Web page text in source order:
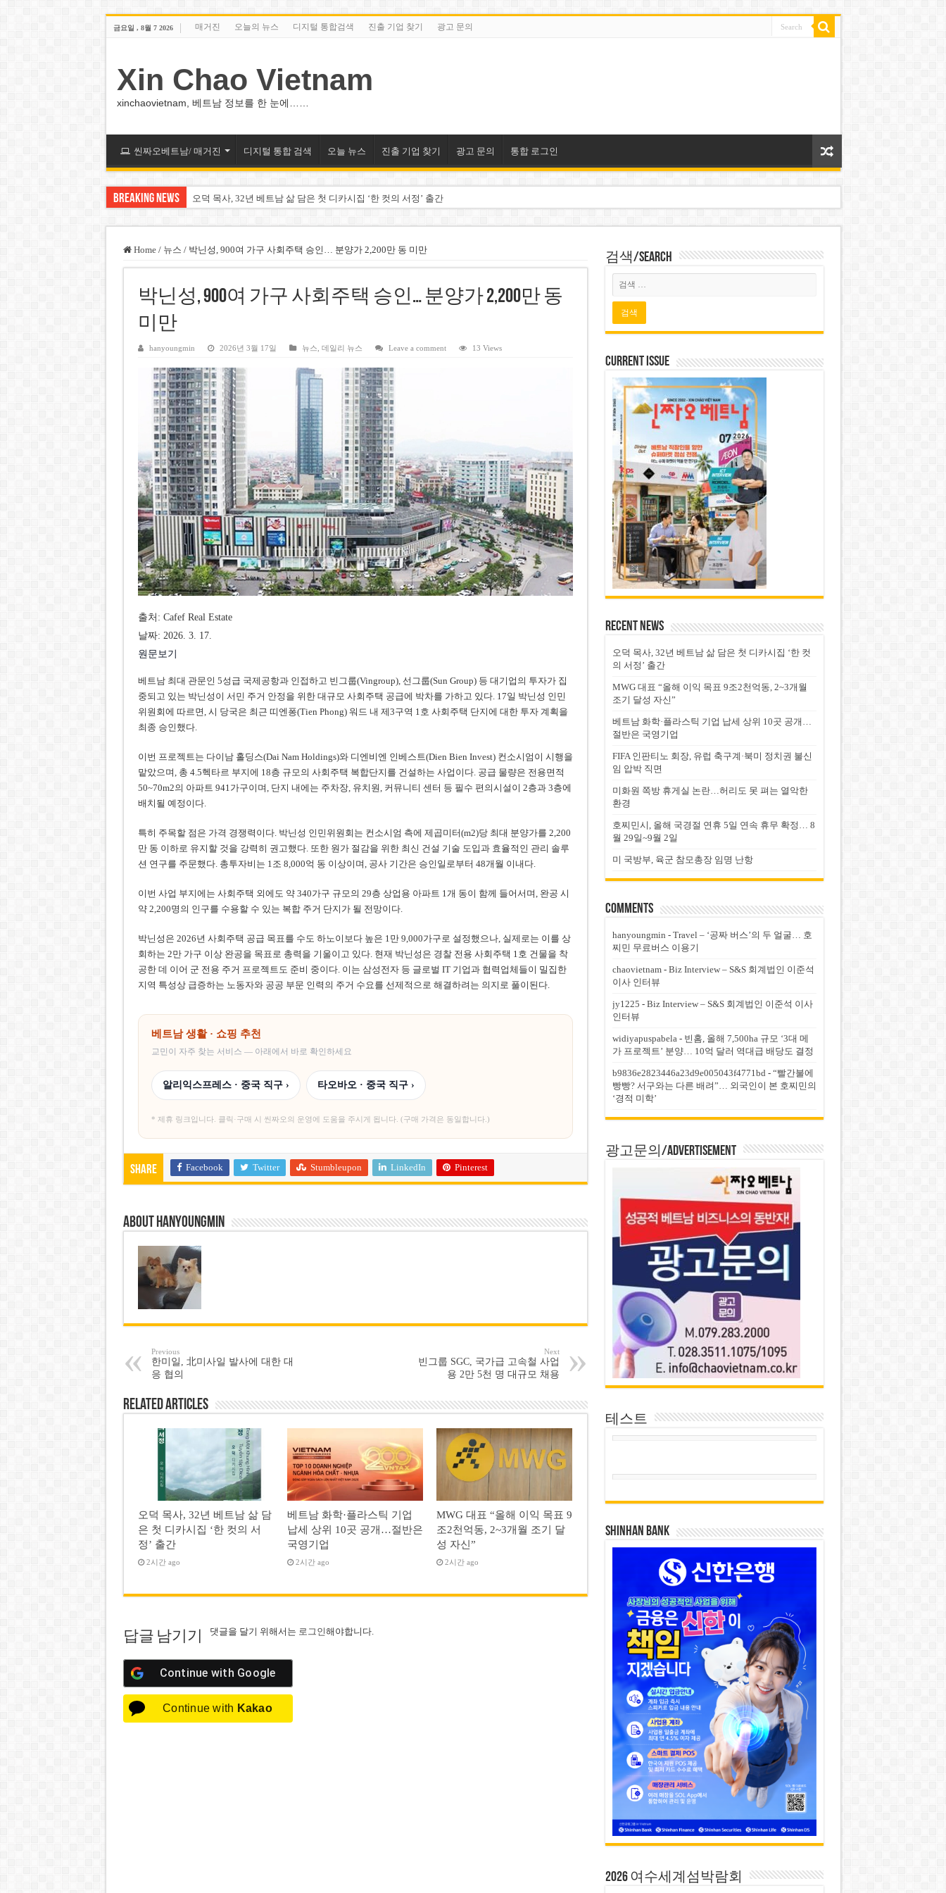
금요일 , 8월 7 2026 매거진 오늘의 뉴스 디지털 통합검색 진출 기업 찾기 광고 문의
Xin Chao Vietnam
xinchaovietnam, 베트남 정보를 한 눈에……
씬짜오베트남/ 매거진 디지털 통합 검색 오늘 뉴스 진출 기업 찾기 광고 문의 통합 로그인
Breaking News 오덕 목사, 32년 베트남 삶 담은 첫 디카시집 ‘한 컷의 서정’ 출간
MWG 대표 “올해 이익 목표 9조2천억동, 2~3개월 조기 달성 자신”
FIFA 인판티노 회장, 유럽 축구계·북미 정치권 불신임 압박 직면
미화원 쪽방 휴게실 논란…허리도 못 펴는 열악한 환경
우크라이나 전황 1,623일: 키이우, 탄도미사일 요격 실패…드론, 모스크바 집중 공격
호찌민 Đá Đỏ 수로 정비 사업, 2026년 말 완공 목표
미 국방부, 육군 참모총장 임명 난항
조세심판원, 배우 유연석 30억 세금 불복 청구 기각
Home / 뉴스 / 박닌성, 900여 가구 사회주택 승인… 분양가 2,200만 동 미만
박닌성, 900여 가구 사회주택 승인… 분양가 2,200만 동
미만
hanyoungmin 2026년 3월 17일 뉴스 데일리 뉴스 Leave a comment 13 Views
출처: Cafef Real Estate
날짜: 2026. 3. 17.
원문보기
베트남 최대 관문인 5성급 국제공항과 인접하고 빈그룹(Vingroup), 선그룹(Sun Group) 등 대기업의 투자가 집
중되고 있는 박닌성이 서민 주거 안정을 위한 대규모 사회주택 공급에 박차를 가하고 있다. 17일 박닌성 인민
위원회에 따르면, 시 당국은 최근 띠엔퐁(Tien Phong) 워드 내 제3구역 1호 사회주택 단지에 대한 투자 계획을
최종 승인했다.
이번 프로젝트는 다이남 홀딩스(Dai Nam Holdings)와 디엔비엔 인베스트(Dien Bien Invest) 컨소시엄이 시행을
맡았으며, 총 4.5헥타르 부지에 18층 규모의 사회주택 복합단지를 건설하는 사업이다. 공급 물량은 전용면적
50~70m2의 아파트 941가구이며, 단지 내에는 주차장, 유치원, 커뮤니티 센터 등 필수 편의시설이 2층과 3층에
배치될 예정이다.
특히 주목할 점은 가격 경쟁력이다. 박닌성 인민위원회는 컨소시엄 측에 제곱미터(m2)당 최대 분양가를 2,200
만 동 이하로 유지할 것을 강력히 권고했다. 또한 원가 절감을 위한 최신 건설 기술 도입과 효율적인 관리 솔루
션 연구를 주문했다. 총투자비는 1조 8,000억 동 이상이며, 공사 기간은 승인일로부터 48개월 이내다.
이번 사업 부지에는 사회주택 외에도 약 340가구 규모의 29층 상업용 아파트 1개 동이 함께 들어서며, 완공 시
약 2,200명의 인구를 수용할 수 있는 복합 주거 단지가 될 전망이다.
박닌성은 2026년 사회주택 공급 목표를 수도 하노이보다 높은 1만 9,000가구로 설정했으나, 실제로는 이를 상
회하는 2만 가구 이상 완공을 목표로 총력을 기울이고 있다. 현재 박닌성은 경찰 전용 사회주택 1호 건물을 착
공한 데 이어 군 전용 주거 프로젝트도 준비 중이다. 이는 삼성전자 등 글로벌 IT 기업과 협력업체들이 밀집한
지역 특성상 급증하는 노동자와 공공 부문 인력의 주거 수요를 선제적으로 해결하려는 의지로 풀이된다.
베트남 생활 · 쇼핑 추천
교민이 자주 찾는 서비스 — 아래에서 바로 확인하세요
알리익스프레스 · 중국 직구 › 타오바오 · 중국 직구 ›
* 제휴 링크입니다. 클릭·구매 시 씬짜오의 운영에 도움을 주시게 됩니다. (구매 가격은 동일합니다.)
Share Facebook Twitter Stumbleupon LinkedIn Pinterest
About hanyoungmin
Previous
한미일, 北미사일 발사에 대한 대
응 협의
Next
빈그룹 SGC, 국가급 고속철 사업
용 2만 5천 명 대규모 채용
Related Articles
오덕 목사, 32년 베트남 삶 담
은 첫 디카시집 ‘한 컷의 서
정’ 출간
2시간 ago
베트남 화학·플라스틱 기업
납세 상위 10곳 공개…절반은
국영기업
2시간 ago
MWG 대표 “올해 이익 목표 9
조2천억동, 2~3개월 조기 달
성 자신”
2시간 ago
답글 남기기 댓글을 달기 위해서는 로그인해야합니다.
Continue with Google
Continue with Kakao
검색/Search
Current Issue
Recent News
오덕 목사, 32년 베트남 삶 담은 첫 디카시집 ‘한 컷
의 서정’ 출간
MWG 대표 “올해 이익 목표 9조2천억동, 2~3개월
조기 달성 자신”
베트남 화학·플라스틱 기업 납세 상위 10곳 공개…
절반은 국영기업
FIFA 인판티노 회장, 유럽 축구계·북미 정치권 불신
임 압박 직면
미화원 쪽방 휴게실 논란…허리도 못 펴는 열악한
환경
호찌민시, 올해 국경절 연휴 5일 연속 휴무 확정… 8
월 29일~9월 2일
미 국방부, 육군 참모총장 임명 난항
Comments
hanyoungmin - Travel – ‘공짜 버스’의 두 얼굴… 호
찌민 무료버스 이용기
chaovietnam- Biz Interview – S&S 회계법인 이준석
이사 인터뷰
jy1225 - Biz Interview – S&S 회계법인 이준석 이사
인터뷰
widiyapuspabela- 빈홈, 올해 7,500ha 규모 ‘3대 메
가 프로젝트’ 분양… 10억 달러 역대급 배당도 결정
b9836e2823446a23d9e005043f4771bd- “빨간불에
빵빵? 서구와는 다른 배려”… 외국인이 본 호찌민의
‘경적 미학’
광고문의/Advertisement
테스트
SHINHAN BANK
2026 여수세계섬박람회